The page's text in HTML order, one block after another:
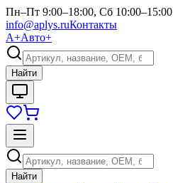
Пн–Пт 9:00–18:00, Сб 10:00–15:00
info@aplys.ruКонтакты
А+Авто+
Найти
Найти